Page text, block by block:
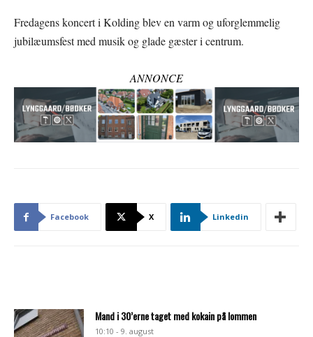
Fredagens koncert i Kolding blev en varm og uforglemmelig
jubilæumsfest med musik og glade gæster i centrum.
ANNONCE
Facebook X Linkedin
Mand i 30’erne taget med kokain på lommen
10:10 - 9. august